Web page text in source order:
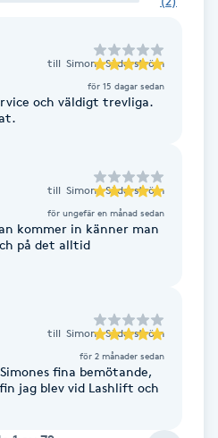
till Simone Söderström
för 15 dagar sedan
och väldigt trevliga.
till Simone Söderström
för ungefär en månad sedan
kommer in känner man
på det alltid
till Simone Söderström
för 2 månader sedan
fina bemötande,
jag blev vid Lashlift och